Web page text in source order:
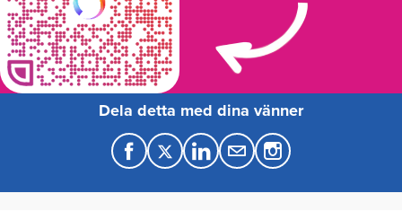
Dela detta med dina vänner
F
a
T
w
L
i
M
a